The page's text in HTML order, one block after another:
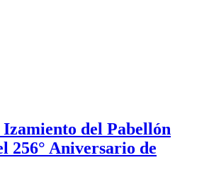
del Pabellón
256° Aniversario de